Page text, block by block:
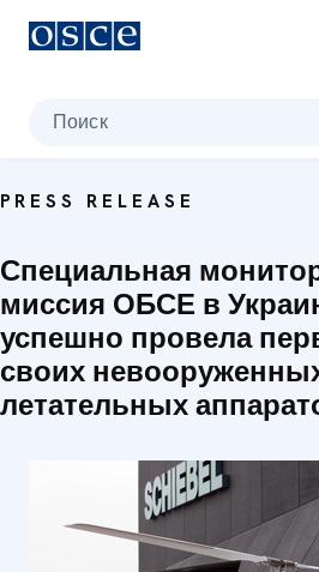
Поиск
PRESS RELEASE
Специальная
миссия ОБСЕ в
успешно провела
своих
летательных